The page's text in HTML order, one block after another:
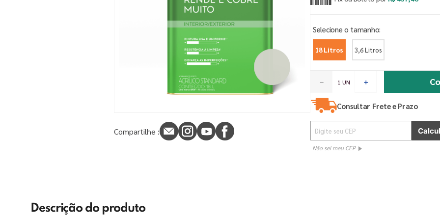
Compartilhe :
18 Litros 3,6 Litros
＋
－
Consultar Frete e Prazo
Não sei meu CEP
Descrição do produto